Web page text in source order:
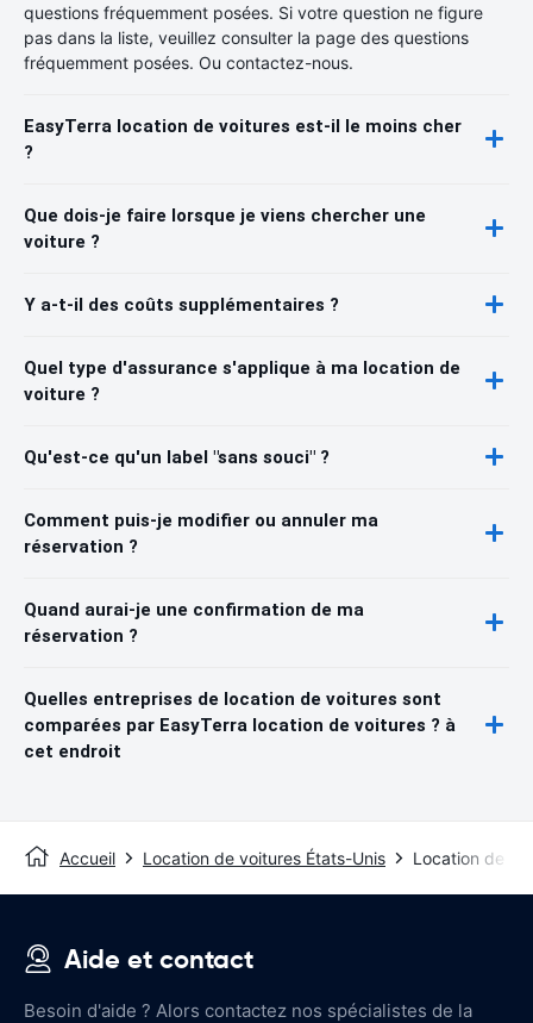
questions fréquemment posées. Si votre question ne figure
pas dans la liste, veuillez consulter la page des questions
fréquemment posées. Ou contactez-nous.
EasyTerra location de voitures est-il le moins cher
?
Que dois-je faire lorsque je viens chercher une
voiture ?
Y a-t-il des coûts supplémentaires ?
Quel type d'assurance s'applique à ma location de
voiture ?
Qu'est-ce qu'un label "sans souci" ?
Comment puis-je modifier ou annuler ma
réservation ?
Quand aurai-je une confirmation de ma
réservation ?
Quelles entreprises de location de voitures sont
comparées par EasyTerra location de voitures ? à
cet endroit
Accueil Location de voitures États-Unis Location de
Aide et contact
Besoin d'aide ? Alors contactez nos spécialistes de la